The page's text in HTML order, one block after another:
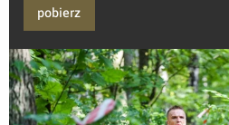
pobierz